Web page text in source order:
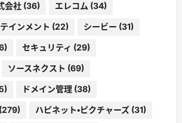
会社 (36) エレコム (34)
インメント (22) シービー (31)
セキュリティ (29)
ソースネクスト (69)
ドメイン管理 (38)
(279) ハピネット・ピクチャーズ (31)